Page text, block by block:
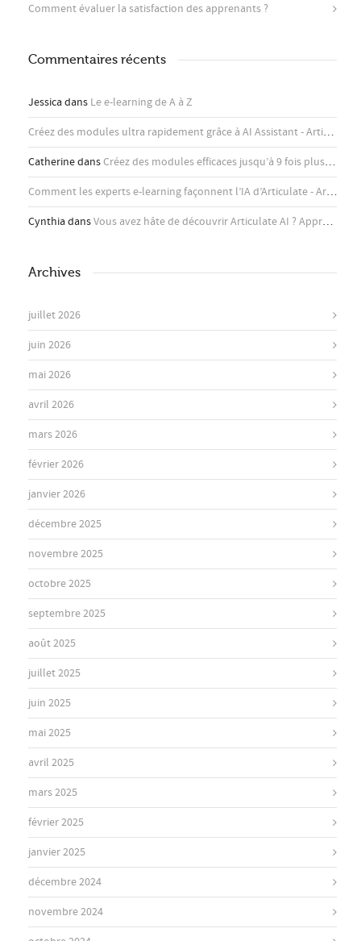
Comment évaluer la satisfaction des apprenants ?
Commentaires récents
Jessicadans Le e-learning de A à Z
Créez des modules ultra rapidement grâce à AI Assistant - Articulate
CatherinedansCréez des modules efficaces jusqu’à 9 fois plus rapidement avec l’assistant IA d’Articulate
Comment les experts e-learning façonnent l’IA d’Articulate - Articulate
CynthiadansVous avez hâte de découvrir Articulate AI ? Apprenez-en plus ici !
Archives
juillet 2026
juin 2026
mai 2026
avril 2026
mars 2026
février 2026
janvier 2026
décembre 2025
novembre 2025
octobre 2025
septembre 2025
août 2025
juillet 2025
juin 2025
mai 2025
avril 2025
mars 2025
février 2025
janvier 2025
décembre 2024
novembre 2024